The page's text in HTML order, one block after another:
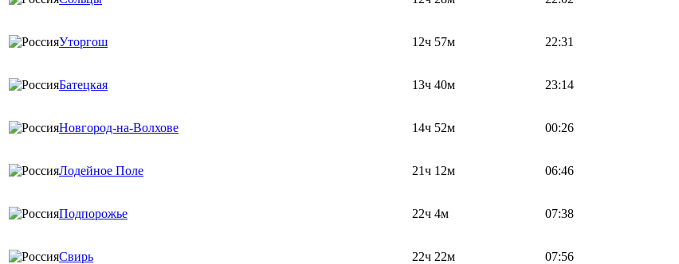
Уторгош 12ч 57м 22:31
Батецкая 13ч 40м 23:14
Новгород-на-Волхове 14ч 52м 00:26
Лодейное Поле 21ч 12м 06:46
Подпорожье 22ч 4м 07:38
Свирь 22ч 22м 07:56